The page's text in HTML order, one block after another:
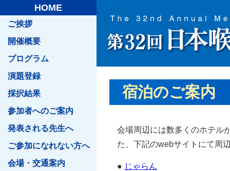
HOME
ご挨拶
開催概要
プログラム
演題登録
採択結果
参加者へのご案内
発表される先生へ
ご参加になれない方へ
会場・交通案内
宿泊のご案内
会場周辺には数多くのホテル
た、下記のwebサイトにて周
● じゃらん